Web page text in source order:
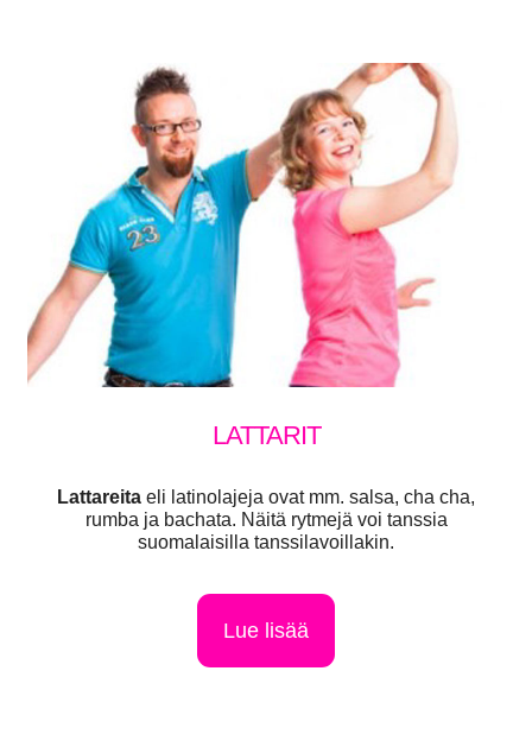
LATTARIT
Lattareita eli latinolajeja ovat mm. salsa, cha cha,
rumba ja bachata. Näitä rytmejä voi tanssia
suomalaisilla tanssilavoillakin.
Lue lisää